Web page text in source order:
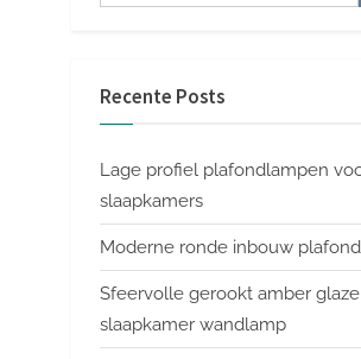
Recente Posts
Lage profiel plafondlampen
slaapkamers
Moderne ronde inbouw
Sfeervolle gerookt amber
slaapkamer wandlamp